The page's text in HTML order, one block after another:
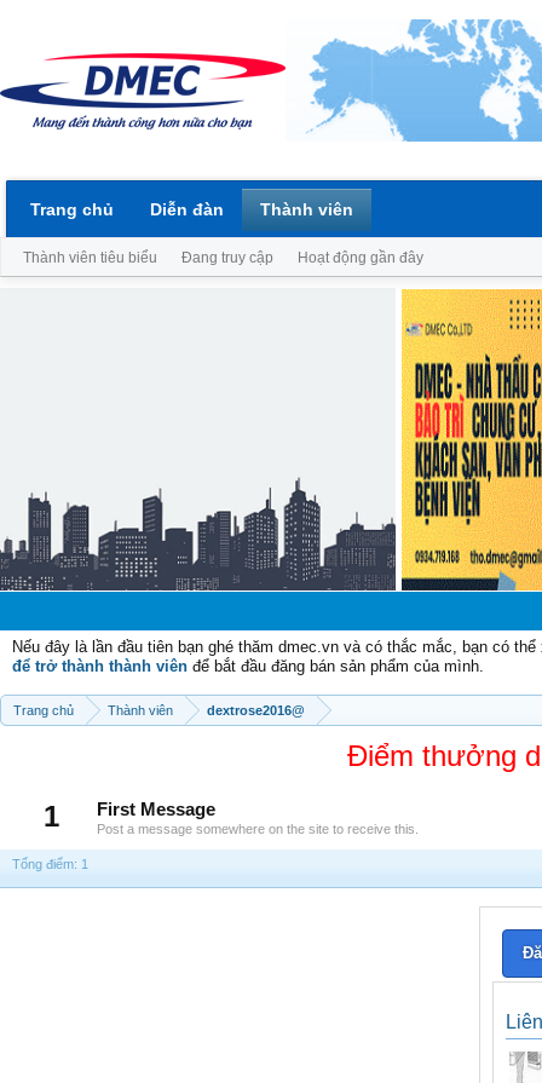
Nếu đây là lần đầu tiên bạn ghé thăm dmec.vn và có thắc mắc, bạn có
để trở thành thành viên để bắt đầu đăng bán sản phẩm của mình.
Trang chủ Thành viên dextrose2016@
Điểm thưởng
1
First Message
Post a message somewhere on the site to receive this.
Tổng điểm: 1
Trang chủ Diễn đàn Thành viên
Thành viên tiêu biểu Đang truy cập Hoạt động gần đây